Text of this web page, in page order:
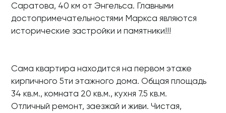
Саратова, 40 км от Энгельса. Главными
достопримечательностями Маркса являются
исторические застройки и памятники!!!
Сама квартира находится на первом этаже
кирпичного 5ти этажного дома. Общая площадь
34 кв.м., комната 20 кв.м., кухня 7.5 кв.м.
Отличный ремонт, заезжай и живи. Чистая,